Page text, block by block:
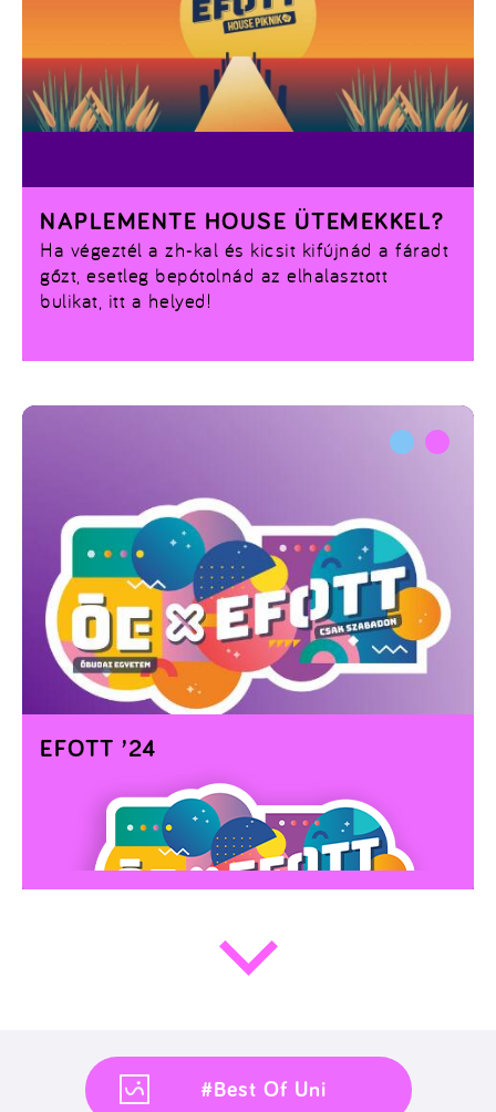
Ha végeztél a zh-kal és kicsit kifújnád a fáradt
gőzt, esetleg bepótolnád az elhalasztott
bulikat, itt a helyed!
NAPLEMENTE HOUSE ÜTEMEKKEL?
EFOTT ’24
#Best Of Uni